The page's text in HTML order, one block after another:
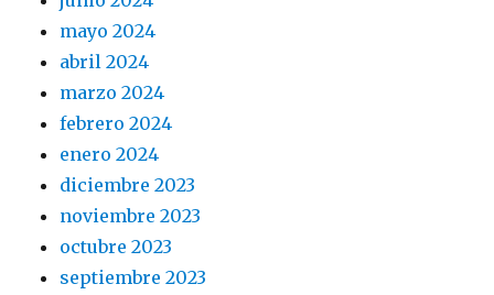
mayo 2024
abril 2024
marzo 2024
febrero 2024
enero 2024
diciembre 2023
noviembre 2023
octubre 2023
septiembre 2023